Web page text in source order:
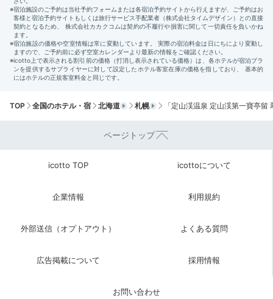
数品おかずが決まっており、ご飯や汁物などはバイキン
グでした。ほとんど和食ですが、海外の方のためにヨー
グルトやシリアルなどもありました。
+1
Check-out
お土産選びも
TOP 全国のホテル・宿 北海道 札幌 「定山渓温泉 定山渓第一寶亭留
ページトップ
icotto TOP icottoについて
企業情報 利用規約
外部送信（オプトアウト） よくある質問
広告掲載について 採用情報
お問い合わせ